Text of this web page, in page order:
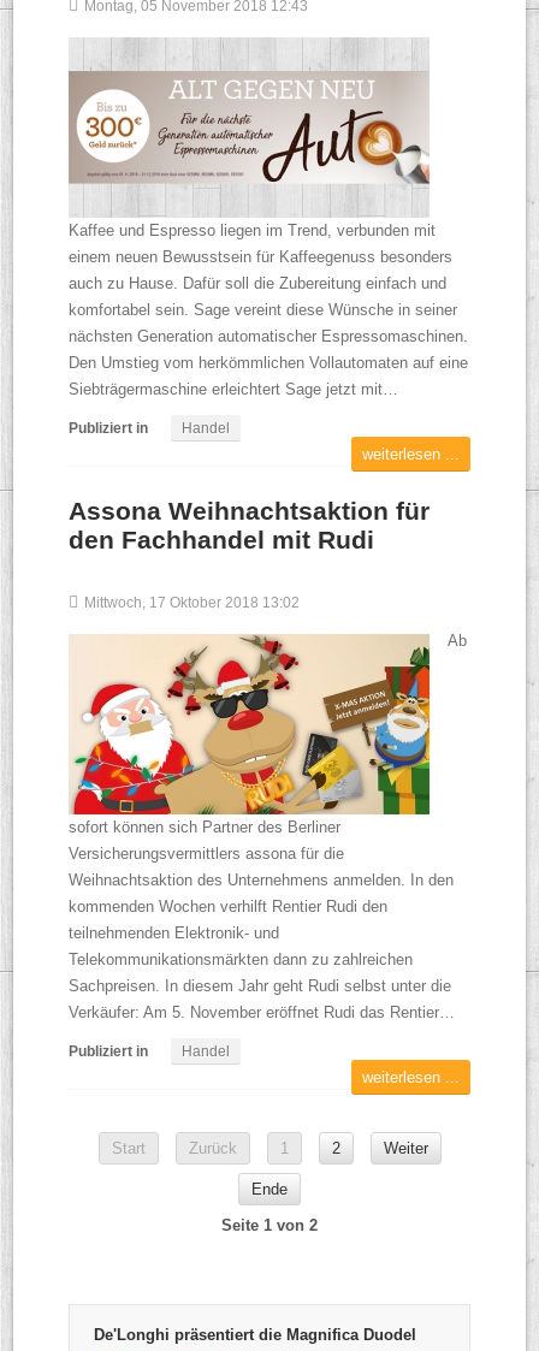
Montag, 05 November 2018 12:43
Kaffee und Espresso liegen im Trend, verbunden mit
einem neuen Bewusstsein für Kaffeegenuss besonders
auch zu Hause. Dafür soll die Zubereitung einfach und
komfortabel sein. Sage vereint diese Wünsche in seiner
nächsten Generation automatischer Espressomaschinen.
Den Umstieg vom herkömmlichen Vollautomaten auf eine
Siebträgermaschine erleichtert Sage jetzt mit…
Publiziert in Handel
weiterlesen ...
Assona Weihnachtsaktion für
den Fachhandel mit Rudi
Mittwoch, 17 Oktober 2018 13:02
Ab
sofort können sich Partner des Berliner
Versicherungsvermittlers assona für die
Weihnachtsaktion des Unternehmens anmelden. In den
kommenden Wochen verhilft Rentier Rudi den
teilnehmenden Elektronik- und
Telekommunikationsmärkten dann zu zahlreichen
Sachpreisen. In diesem Jahr geht Rudi selbst unter die
Verkäufer: Am 5. November eröffnet Rudi das Rentier…
Publiziert in Handel
weiterlesen ...
Start Zurück 1 2 Weiter
Ende
Seite 1 von 2
De'Longhi präsentiert die Magnifica Duodel